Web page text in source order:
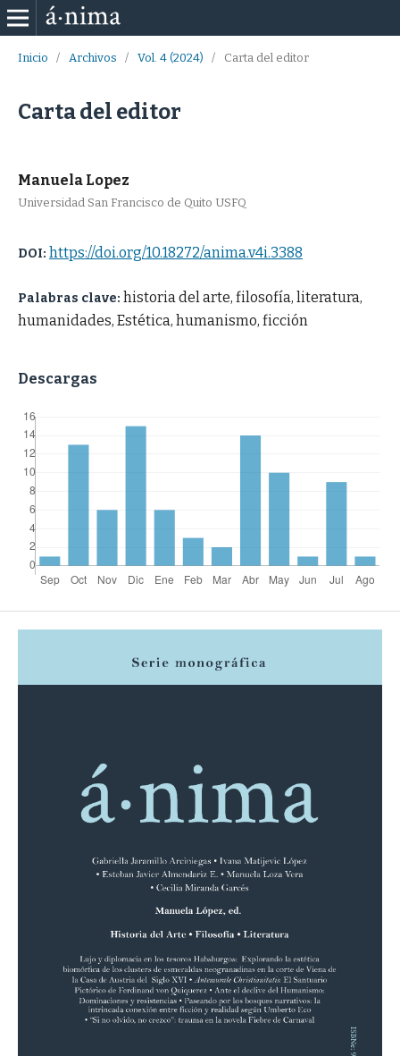
Inicio / Archivos / Vol. 4 (2024) / Carta del editor
Carta del editor
Manuela Lopez
Universidad San Francisco de Quito USFQ
DOI: https://doi.org/10.18272/anima.v4i.3388
Palabras clave: historia del arte, filosofía, literatura,
humanidades, Estética, humanismo, ficción
Descargas